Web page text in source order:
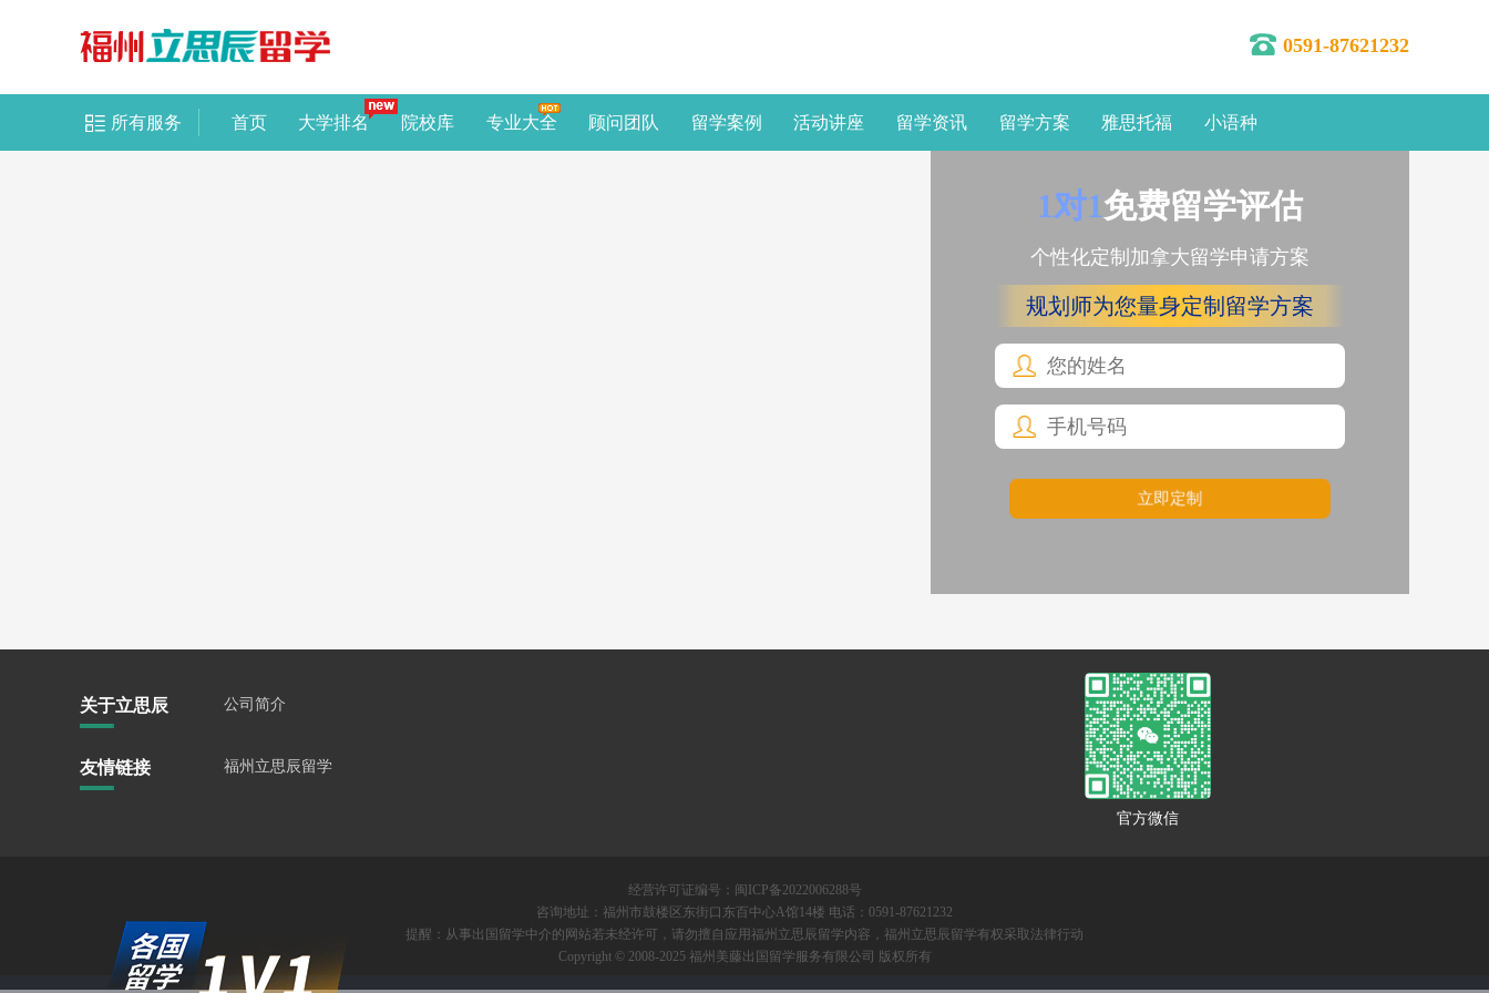
0591-87621232
所有服务 首页 大学排名 院校库 专业大全 顾问团队 留学案例 活动讲座 留学资讯 留学方案 雅思托福 小语种
1对1免费留学评估
个性化定制加拿大留学申请方案
规划师为您量身定制留学方案
立即定制
关于立思辰 公司简介
友情链接 福州立思辰留学
官方微信
经营许可证编号： 闽ICP备2022006288号
咨询地址：福州市鼓楼区东街口东百中心A馆14楼 电话：0591-87621232
提醒：从事出国留学中介的网站若未经许可，请勿擅自应用福州立思辰留学内容，福州立思辰留学有权采取法律行动
Copyright © 2008-2025 福州美藤出国留学服务有限公司 版权所有